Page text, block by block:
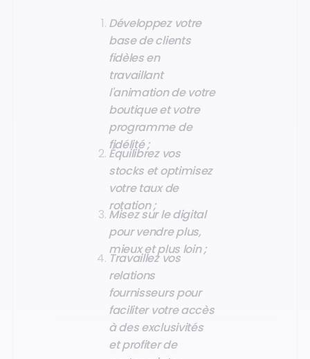
Développez votre
base de clients
fidèles en
travaillant
l'animation de votre
boutique et votre
programme de
fidélité ;
Équilibrez vos
stocks et optimisez
votre taux de
rotation ;
Misez sur le digital
pour vendre plus,
mieux et plus loin ;
Travaillez vos
relations
fournisseurs pour
faciliter votre accès
à des exclusivités
et profiter de